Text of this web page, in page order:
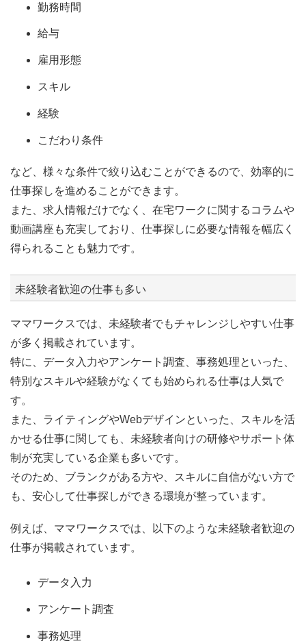
勤務時間
給与
雇用形態
スキル
経験
こだわり条件
など、様々な条件で絞り込むことができるので、効率的に
仕事探しを進めることができます。
また、求人情報だけでなく、在宅ワークに関するコラムや
動画講座も充実しており、仕事探しに必要な情報を幅広く
得られることも魅力です。
未経験者歓迎の仕事も多い
ママワークスでは、未経験者でもチャレンジしやすい仕事
が多く掲載されています。
特に、データ入力やアンケート調査、事務処理といった、
特別なスキルや経験がなくても始められる仕事は人気で
す。
また、ライティングやWebデザインといった、スキルを活
かせる仕事に関しても、未経験者向けの研修やサポート体
制が充実している企業も多いです。
そのため、ブランクがある方や、スキルに自信がない方で
も、安心して仕事探しができる環境が整っています。
例えば、ママワークスでは、以下のような未経験者歓迎の
仕事が掲載されています。
データ入力
アンケート調査
事務処理